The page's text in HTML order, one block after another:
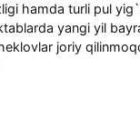
hamda turli pul
yangi yil
joriy